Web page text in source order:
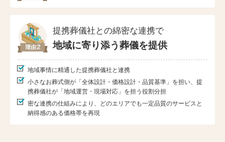
提携葬儀社との綿密な連携で
地域に寄り添う葬儀を提供
地域事情に精通した提携葬儀社と連携
小さなお葬式側が「全体設計・価格設計・品質基準」を担い、提
携葬儀社が「地域運営・現場対応」を担う役割分担
密な連携の仕組みにより、どのエリアでも一定品質のサービスと
納得感のある価格帯を再現